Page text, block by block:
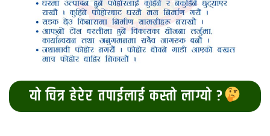
यो चित्र हेरेर तपाईलाई कस्तो लाग्यो ?